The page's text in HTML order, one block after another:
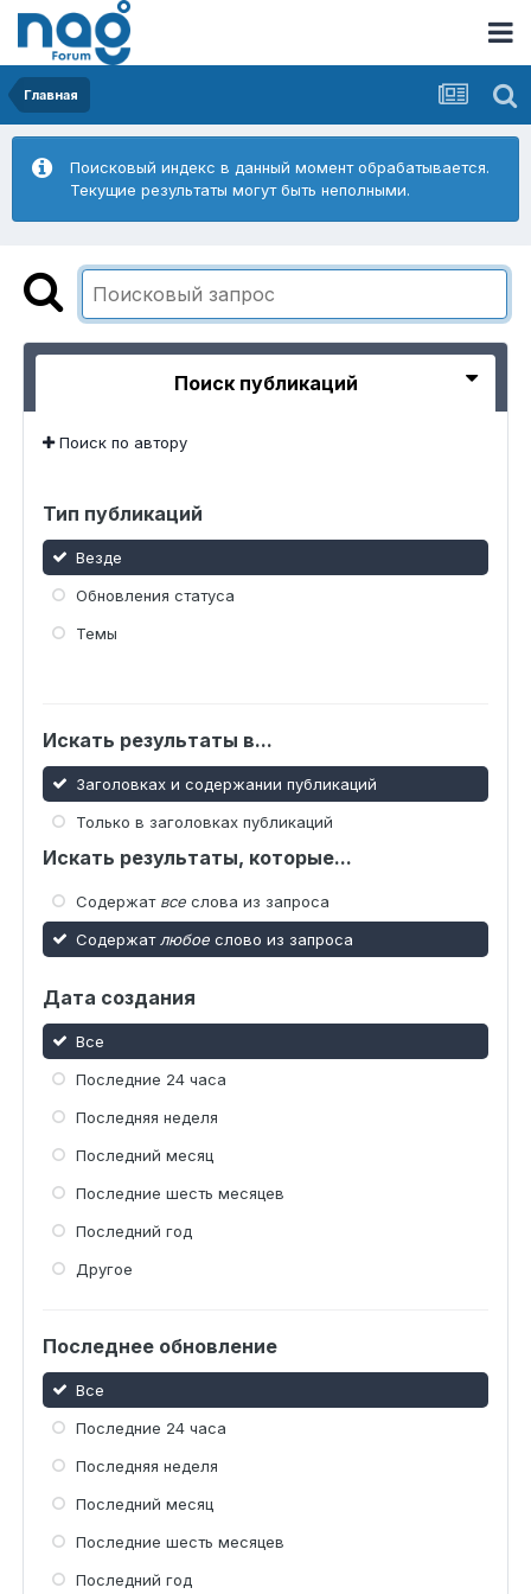
Главная
Поисковый индекс в данный момент обрабатывается.
Текущие результаты могут быть неполными.
Поиск публикаций
Поиск по автору
Тип публикаций
Везде
Обновления статуса
Темы
Искать результаты в...
Заголовках и содержании публикаций
Только в заголовках публикаций
Искать результаты, которые...
Содержат все слова из запроса
Содержат любое слово из запроса
Дата создания
Все
Последние 24 часа
Последняя неделя
Последний месяц
Последние шесть месяцев
Последний год
Другое
Последнее обновление
Все
Последние 24 часа
Последняя неделя
Последний месяц
Последние шесть месяцев
Последний год